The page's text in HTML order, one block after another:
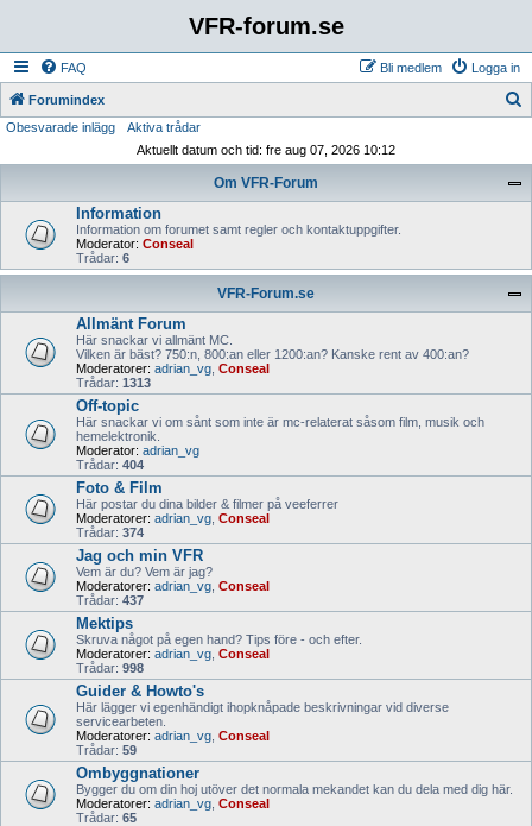
VFR-forum.se
FAQ Logga in
Bli medlem
Forumindex
Obesvarade inlägg
Aktiva trådar
Aktuellt datum och tid: fre aug 07, 2026 10:12
Om VFR-Forum
Information
Information om forumet samt regler och kontaktuppgifter.
Moderator: Conseal
Trådar: 6
VFR-Forum.se
Allmänt Forum
Här snackar vi allmänt MC.
Vilken är bäst? 750:n, 800:an eller 1200:an? Kanske rent av 400:an?
Moderatorer: adrian_vg Conseal
Trådar: 1313
Off-topic
Här snackar vi om sånt som inte är mc-relaterat såsom film, musik och
hemelektronik.
Moderator: adrian_vg
Trådar: 404
Foto & Film
Här postar du dina bilder & filmer på veeferrer
Moderatorer: adrian_vg Conseal
Trådar: 374
Jag och min VFR
Vem är du? Vem är jag?
Moderatorer: adrian_vg Conseal
Trådar: 437
Mektips
Skruva något på egen hand? Tips före - och efter.
Moderatorer: adrian_vg Conseal
Trådar: 998
Guider & Howto's
Här lägger vi egenhändigt ihopknåpade beskrivningar vid diverse
servicearbeten.
Moderatorer: adrian_vg Conseal
Trådar: 59
Ombyggnationer
Bygger du om din hoj utöver det normala mekandet kan du dela med dig här.
Moderatorer: adrian_vg Conseal
Trådar: 65